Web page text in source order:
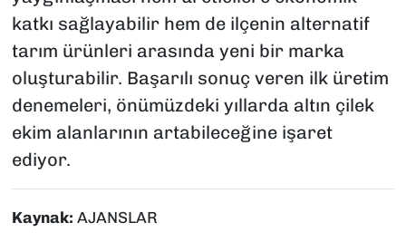
katkı sağlayabilir hem de ilçenin alternatif
tarım ürünleri arasında yeni bir marka
oluşturabilir. Başarılı sonuç veren ilk üretim
denemeleri, önümüzdeki yıllarda altın çilek
ekim alanlarının artabileceğine işaret
ediyor.
Kaynak: AJANSLAR